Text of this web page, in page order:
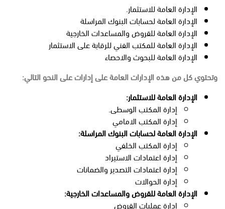
الإدارة العامة للاستثمار.
الإدارة العامة لحسابات البنوك المراسلة
الإدارة العامة للقروض والمساعدات الخارجية
الإدارة العامة للمكتب الفني للرقابة على الاستثمار
الإدارة العامة للبحوث والاحصاء
وتحتوي كل من هذه الإدارات العامة على إدارات على النحو التالي:
الإدارة العامة للاستثمار:
إدارة المكتب الوسطى.
إدارة المكتب الامامي
الإدارة العامة لحسابات البنوك المراسلة:
إدارة المكتب الخلفي
إدارة اعتمادات الاستيراد
إدارة اعتمادات التصدير والضمانات
إدارة الحوالات
الإدارة العامة للقروض والمساعدات الخارجية:
إدارة عمليات القروض